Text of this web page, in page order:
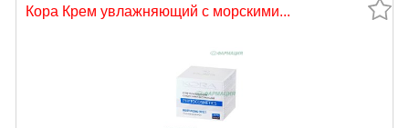
Кора Крем увлажняющий с морскими...